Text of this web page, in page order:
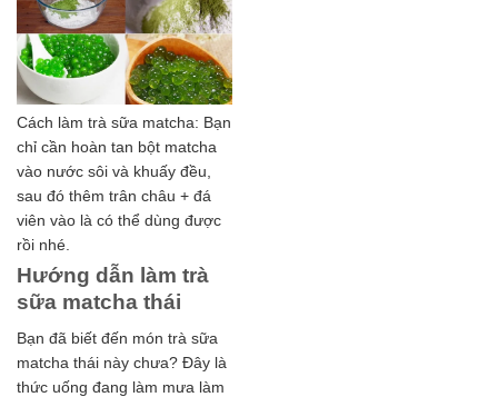
Cách làm trà sữa matcha: Bạn
chỉ cần hoàn tan bột matcha
vào nước sôi và khuấy đều,
sau đó thêm trân châu + đá
viên vào là có thể dùng được
rồi nhé.
Hướng dẫn làm trà
sữa matcha thái
Bạn đã biết đến món trà sữa
matcha thái này chưa? Đây là
thức uống đang làm mưa làm